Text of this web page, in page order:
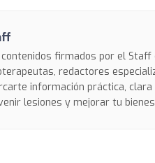
contenidos firmados por el
redactores
información práctica,
lesiones y mejorar tu